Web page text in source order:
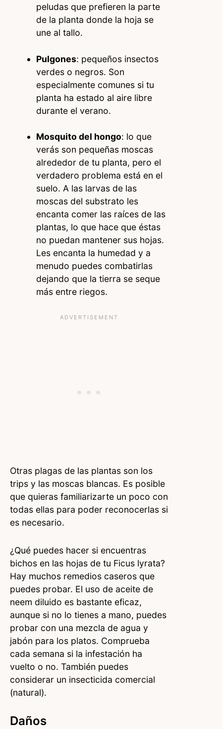
peludas que prefieren la parte
de la planta donde la hoja se
une al tallo.
Pulgones: pequeños insectos
verdes o negros. Son
especialmente comunes si tu
planta ha estado al aire libre
durante el verano.
Mosquito del hongo: lo que
verás son pequeñas moscas
alrededor de tu planta, pero el
verdadero problema está en el
suelo. A las larvas de las
moscas del substrato les
encanta comer las raíces de las
plantas, lo que hace que éstas
no puedan mantener sus hojas.
Les encanta la humedad y a
menudo puedes combatirlas
dejando que la tierra se seque
más entre riegos.
Otras plagas de las plantas son los
trips y las moscas blancas. Es posible
que quieras familiarizarte un poco con
todas ellas para poder reconocerlas si
es necesario.
¿Qué puedes hacer si encuentras
bichos en las hojas de tu Ficus lyrata?
Hay muchos remedios caseros que
puedes probar. El uso de aceite de
neem diluido es bastante eficaz,
aunque si no lo tienes a mano, puedes
probar con una mezcla de agua y
jabón para los platos. Comprueba
cada semana si la infestación ha
vuelto o no. También puedes
considerar un insecticida comercial
(natural).
Daños